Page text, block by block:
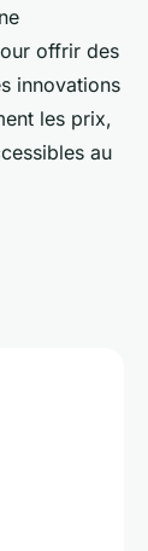
offrir des
innovations
les prix,
au